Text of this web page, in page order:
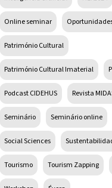
Online seminar
Património Cultural
Património Cultural Imaterial
Podcast CIDEHUS Revista
Seminário Seminário online
Social Sciences
Tourismo Tourism Zapping